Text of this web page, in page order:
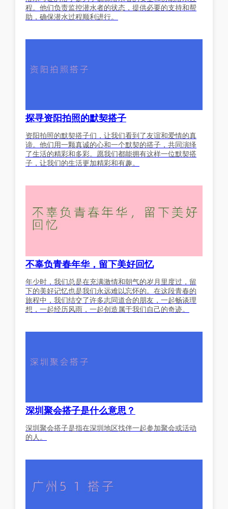
程。他们负责监控潜水者的状态，提供必要的支持和帮
助，确保潜水过程顺利进行。
探寻资阳拍照的默契搭子
资阳拍照的默契搭子们，让我们看到了友谊和爱情的真
谛。他们用一颗真诚的心和一个默契的搭子，共同演绎
了生活的精彩和多彩。愿我们都能拥有这样一位默契搭
子，让我们的生活更加精彩和有趣。
不辜负青春年华，留下美好回忆
年少时，我们总是在充满激情和朝气的岁月里度过，留
下的美好记忆也是我们永远难以忘怀的。在这段青春的
旅程中，我们结交了许多志同道合的朋友，一起畅谈理
想，一起经历风雨，一起创造属于我们自己的奇迹。
深圳聚会搭子是什么意思？
深圳聚会搭子是指在深圳地区找伴一起参加聚会或活动
的人。